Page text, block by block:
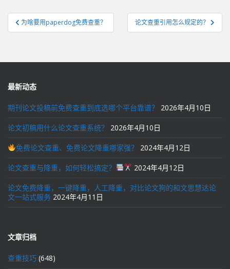
文
章
航
为啥要用paperdog免费查重？ 论文查重引用怎么规定的？
最新动态
期刊论文投稿前免费查重到底选哪个平台靠谱？ 2026年4月10日
论文初稿用什么论文查重系统？ 2026年4月10日
免费论文查重、免费论文降重哪家强？ 2024年4月12日
论文查重与降重，如何轻松搞定？ 2024年4月12日
论文免费降重，一键降重，人工降重，对比论文狗的和文思慧达论
文一站式服务 2024年4月11日
文章归档
查重技巧 (648)